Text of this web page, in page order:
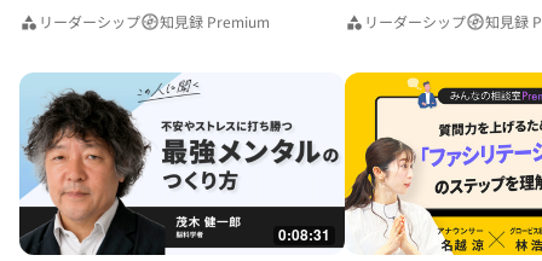
リーダーシップ 知見録 Premium リーダーシップ 知見録
0:08:31